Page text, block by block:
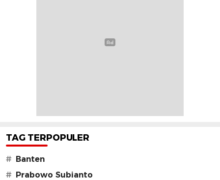
TAG TERPOPULER
# Banten
# Prabowo Subianto